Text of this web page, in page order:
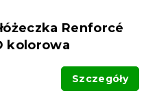
Renforcé
kolorowa
Szczegóły